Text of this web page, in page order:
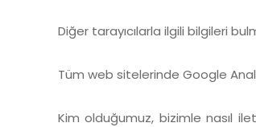
Diğer tarayıcılarla ilgili bilgileri
Tüm web sitelerinde Google
Kim olduğumuz, bizimle nasıl